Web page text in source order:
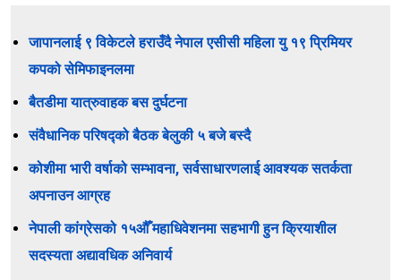
जापानलाई ९ विकेटले हराउँदै नेपाल एसीसी महिला यु १९ प्रिमियर
कपको सेमिफाइनलमा
बैतडीमा यात्रुवाहक बस दुर्घटना
संवैधानिक परिषद्को बैठक बेलुकी ५ बजे बस्दै
कोशीमा भारी वर्षाको सम्भावना, सर्वसाधारणलाई आवश्यक सतर्कता
अपनाउन आग्रह
नेपाली कांग्रेसको १५औँ महाधिवेशनमा सहभागी हुन क्रियाशील
सदस्यता अद्यावधिक अनिवार्य